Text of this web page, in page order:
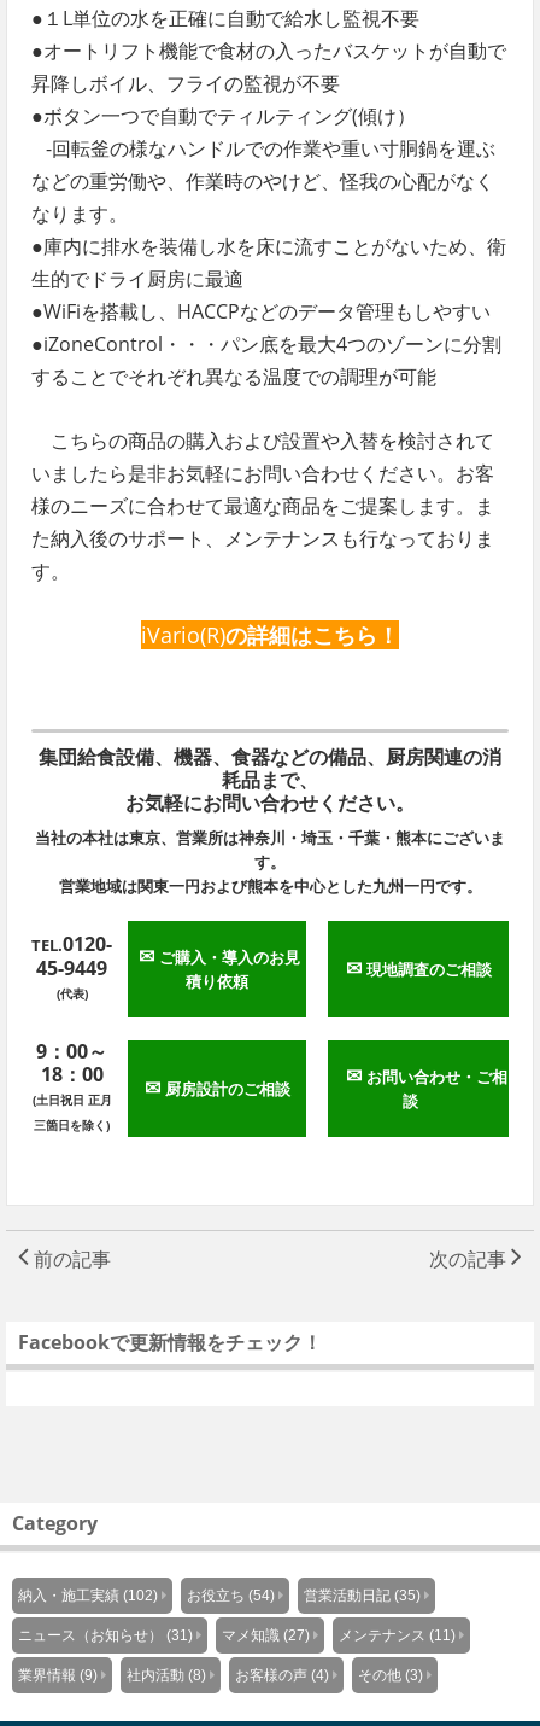
●１L単位の水を正確に自動で給水し監視不要
●オートリフト機能で食材の入ったバスケットが自動で
昇降しボイル、フライの監視が不要
●ボタン一つで自動でティルティング(傾け）
-回転釜の様なハンドルでの作業や重い寸胴鍋を運ぶ
などの重労働や、作業時のやけど、怪我の心配がなく
なります。
●庫内に排水を装備し水を床に流すことがないため、衛
生的でドライ厨房に最適
●WiFiを搭載し、HACCPなどのデータ管理もしやすい
●iZoneControl・・・パン底を最大4つのゾーンに分割
することでそれぞれ異なる温度での調理が可能
こちらの商品の購入および設置や入替を検討されて
いましたら是非お気軽にお問い合わせください。お客
様のニーズに合わせて最適な商品をご提案します。ま
た納入後のサポート、メンテナンスも行なっておりま
す。
iVario(R)の詳細はこちら！
集団給食設備、機器、食器などの備品、厨房関連の消
耗品まで、
お気軽にお問い合わせください。
当社の本社は東京、営業所は神奈川・埼玉・千葉・熊本にございま
す。
営業地域は関東一円および熊本を中心とした九州一円です。
TEL.0120-
45-9449
(代表)
✉ ご購入・導入のお見
積り依頼
✉ 現地調査のご相談
9：00～
18：00
(土日祝日 正月
三箇日を除く)
✉ 厨房設計のご相談 ✉ お問い合わせ・ご相
談
前の記事 次の記事
Facebookで更新情報をチェック！
Category
納入・施工実績 (102) お役立ち (54) 営業活動日記 (35)
ニュース（お知らせ） (31) マメ知識 (27) メンテナンス (11)
業界情報 (9) 社内活動 (8) お客様の声 (4) その他 (3)